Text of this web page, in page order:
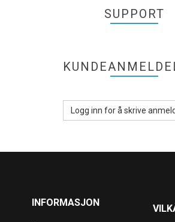
SUPPORT
Logg inn for å skrive
INFORMASJON